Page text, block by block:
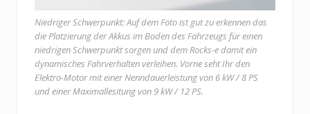
Niedriger Schwerpunkt: Auf dem Foto ist gut zu erkennen das
die Platzierung der Akkus im Boden des Fahrzeugs für einen
niedrigen Schwerpunkt sorgen und dem Rocks-e damit ein
dynamisches Fahrverhalten verleihen. Vorne seht Ihr den
Elektro-Motor mit einer Nenndauerleistung von 6 kW / 8 PS
und einer Maximallesitung von 9 kW / 12 PS.